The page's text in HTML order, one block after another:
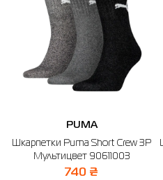
PUMA
Шкарпетки Puma Short Crew 3P
Мультицвет 90611003
740 ₴